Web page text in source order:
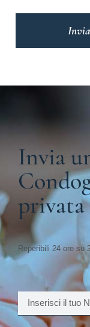
Invia
Reperibili 24 ore su